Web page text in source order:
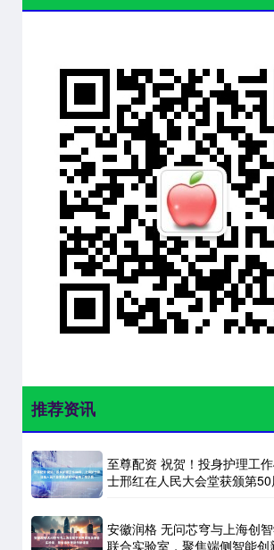
推荐资讯
至尊配资 祝贺！投身护理工
士邢红在人民大会堂获颁第
安徽润格 无问芯穹与上海创
联合实验室，聚焦端侧智能创